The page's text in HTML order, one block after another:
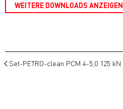
WEITERE DOWNLOADS ANZEIGEN
Set-PETRO-clean PCM 4-5,0 125 kN